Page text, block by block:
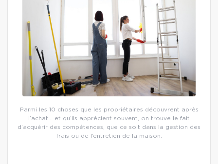
Parmi les 10 choses que les propriétaires découvrent après
l’achat… et qu’ils apprécient souvent, on trouve le fait
d’acquérir des compétences, que ce soit dans la gestion des
frais ou de l’entretien de la maison.